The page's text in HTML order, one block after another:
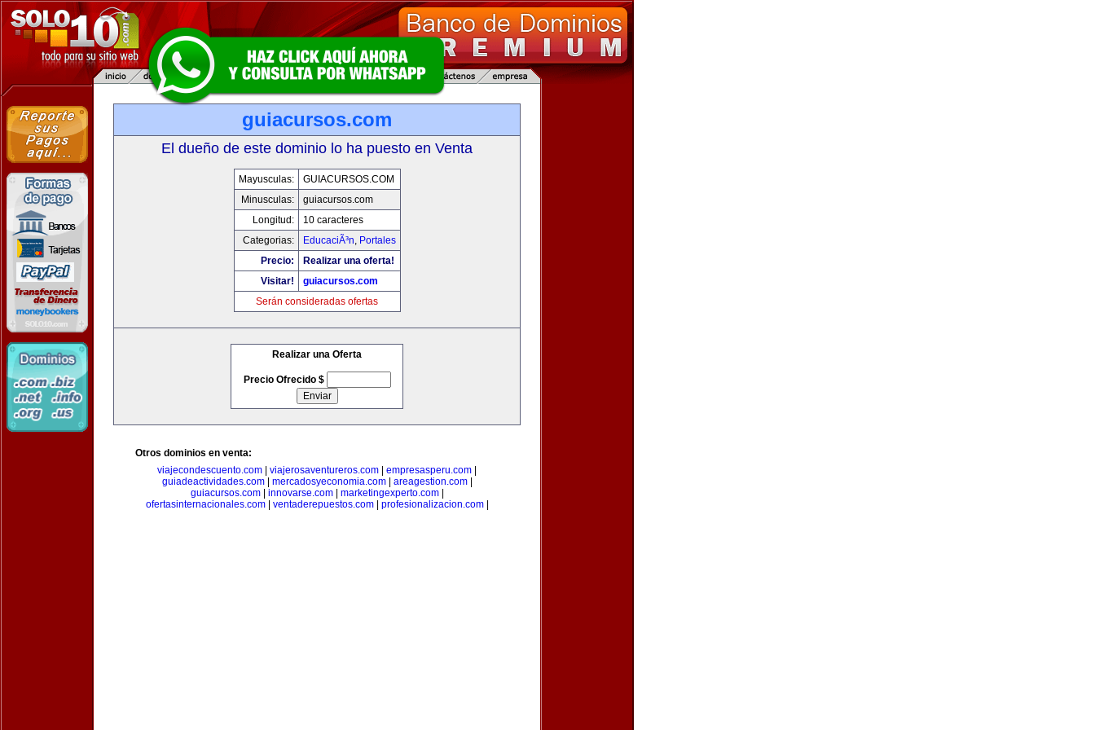
guiacursos.com
El dueño de este dominio lo ha puesto en Venta
Mayusculas:
GUIACURSOS.COM
Minusculas:
guiacursos.com
Longitud:
10 caracteres
Categorias:
EducaciÃ³n, Portales
Precio:
Realizar una oferta!
Visitar!
guiacursos.com
Serán consideradas ofertas
Realizar una Oferta
Precio Ofrecido $
Otros dominios en venta:
viajecondescuento.com
viajerosaventureros.com empresasperu.com
guiadeactividades.com| mercadosyeconomia.com| areagestion.com|
guiacursos.com| innovarse.com| marketingexperto.com|
ofertasinternacionales.com| ventaderepuestos.com| profesionalizacion.com|